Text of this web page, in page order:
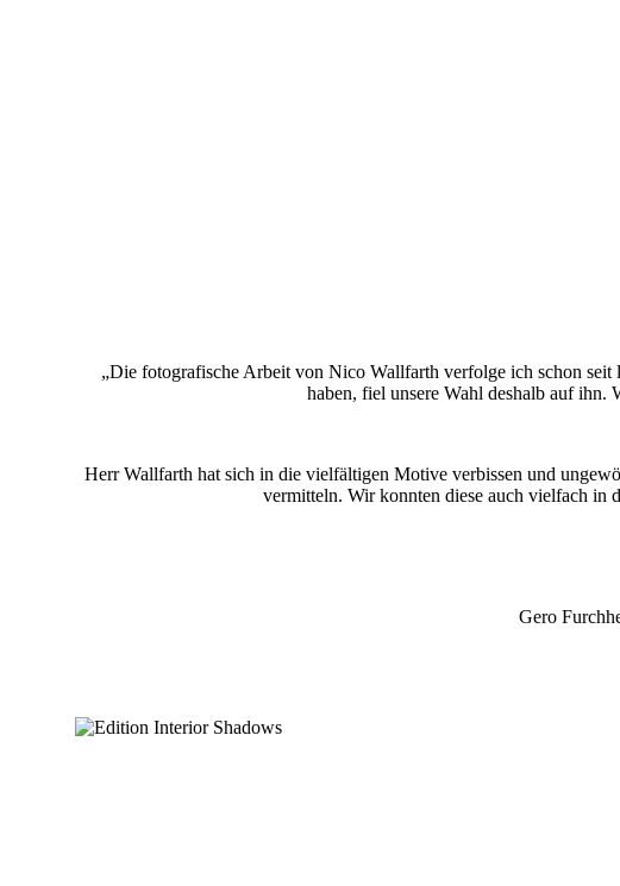
„Die fotografische Arbeit von Nico Wallfarth verfolge ich schon
haben, fiel unsere Wahl deshalb auf ihn.
Herr Wallfarth hat sich in die vielfältigen Motive verbissen und
vermitteln. Wir konnten diese auch vielfach in
Gero